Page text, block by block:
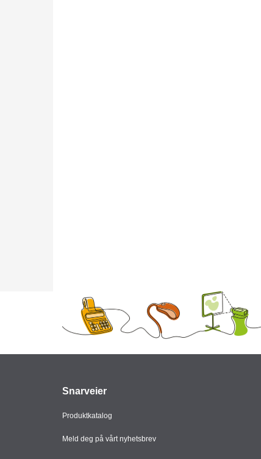
Snarveier
Produktkatalog
Meld deg på vårt nyhetsbrev